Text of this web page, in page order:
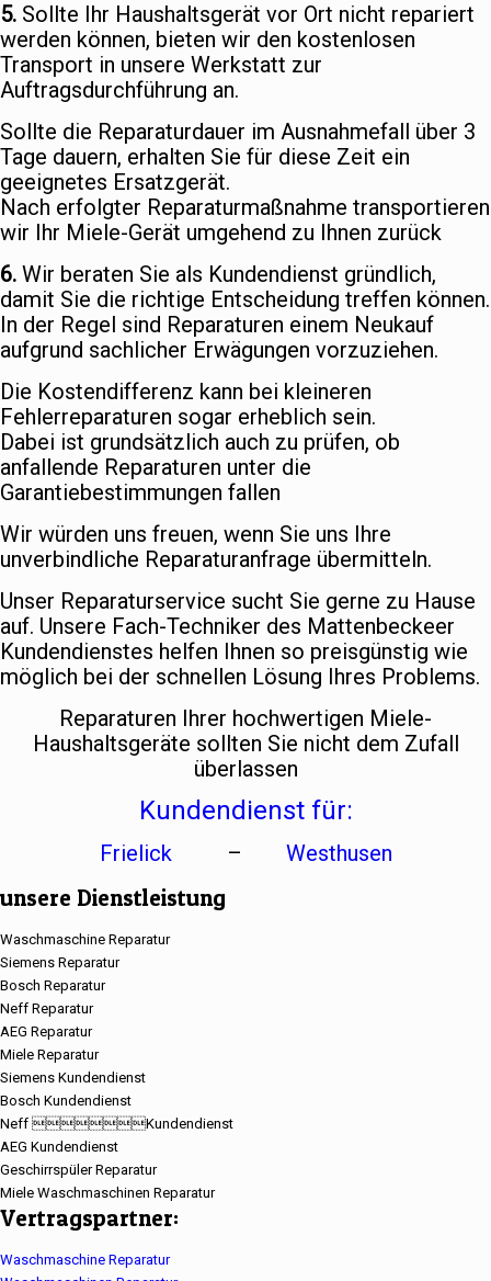
5. Sollte Ihr Haushaltsgerät vor Ort nicht repariert
werden können, bieten wir den kostenlosen
Transport in unsere Werkstatt zur
Auftragsdurchführung an.
Sollte die Reparaturdauer im Ausnahmefall über 3
Tage dauern, erhalten Sie für diese Zeit ein
geeignetes Ersatzgerät.
Nach erfolgter Reparaturmaßnahme transportieren
wir Ihr Miele-Gerät umgehend zu Ihnen zurück
6. Wir beraten Sie als Kundendienst gründlich,
damit Sie die richtige Entscheidung treffen können.
In der Regel sind Reparaturen einem Neukauf
aufgrund sachlicher Erwägungen vorzuziehen.
Die Kostendifferenz kann bei kleineren
Fehlerreparaturen sogar erheblich sein.
Dabei ist grundsätzlich auch zu prüfen, ob
anfallende Reparaturen unter die
Garantiebestimmungen fallen
Wir würden uns freuen, wenn Sie uns Ihre
unverbindliche Reparaturanfrage übermitteln.
Unser Reparaturservice sucht Sie gerne zu Hause
auf. Unsere Fach-Techniker des Mattenbeckeer
Kundendienstes helfen Ihnen so preisgünstig wie
möglich bei der schnellen Lösung Ihres Problems.
Reparaturen Ihrer hochwertigen Miele-
Haushaltsgeräte sollten Sie nicht dem Zufall
überlassen
Kundendienst für:
Frielick– Westhusen
unsere Dienstleistung
Waschmaschine Reparatur
Siemens Reparatur
Bosch Reparatur
Neff Reparatur
AEG Reparatur
Miele Reparatur
Siemens Kundendienst
Bosch Kundendienst
Neff Kundendienst
AEG Kundendienst
Geschirrspüler Reparatur
Miele Waschmaschinen Reparatur
Vertragspartner:
Waschmaschine Reparatur